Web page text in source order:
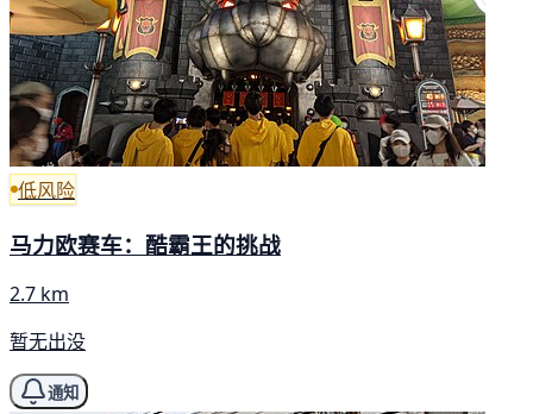
低风险
马力欧赛车：酷霸王的挑战
2.7 km
暂无出没
通知